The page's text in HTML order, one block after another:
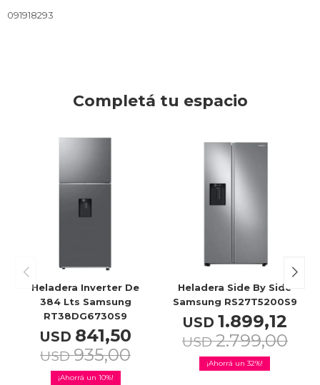
091918293
Completá tu espacio
Heladera Inverter De
384 Lts Samsung
RT38DG6730S9
USD 841,50
USD 935,00
10
Heladera Side By Side
Samsung RS27T5200S9
USD 1.899,12
USD 2.799,00
32